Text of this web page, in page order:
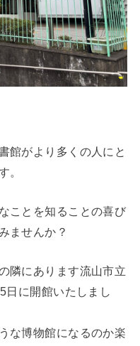
館がより多くの人にと
。
ことを知ることの喜び
ませんか？
隣にあります流山市立
日に開館いたしまし
な博物館になるのか楽